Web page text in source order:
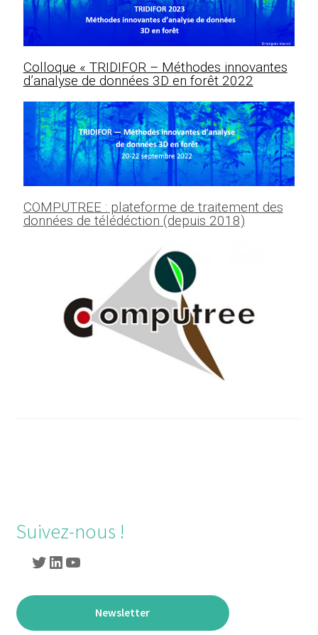
Colloque « TRIDIFOR – Méthodes innovantes
d’analyse de données 3D en forêt 2022
COMPUTREE : plateforme de traitement des
données de télédéction (depuis 2018)
Suivez-nous !
Newsletter